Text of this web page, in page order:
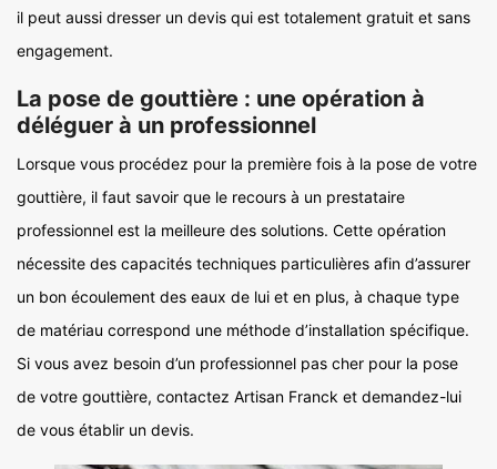
il peut aussi dresser un devis qui est totalement gratuit et sans
engagement.
La pose de gouttière : une opération à
déléguer à un professionnel
Lorsque vous procédez pour la première fois à la pose de votre
gouttière, il faut savoir que le recours à un prestataire
professionnel est la meilleure des solutions. Cette opération
nécessite des capacités techniques particulières afin d’assurer
un bon écoulement des eaux de lui et en plus, à chaque type
de matériau correspond une méthode d’installation spécifique.
Si vous avez besoin d’un professionnel pas cher pour la pose
de votre gouttière, contactez Artisan Franck et demandez-lui
de vous établir un devis.